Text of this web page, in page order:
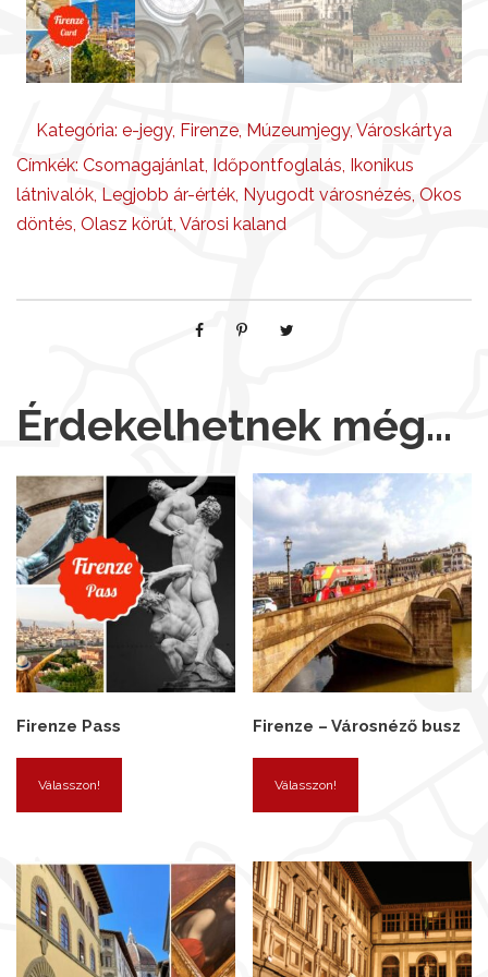
g
Kategória: e-jegy, Firenze, Múzeumjegy, Városkártya
Címkék: Csomagajánlat, Időpontfoglalás, Ikonikus
látnivalók, Legjobb ár-érték, Nyugodt városnézés, Okos
döntés, Olasz körút, Városi kaland
Érdekelhetnek még…
Firenze Pass
Válasszon!
Firenze – Városnéző busz
Válasszon!